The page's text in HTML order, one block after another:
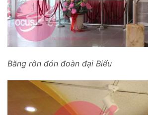
Băng rôn đón đoàn đại Biểu